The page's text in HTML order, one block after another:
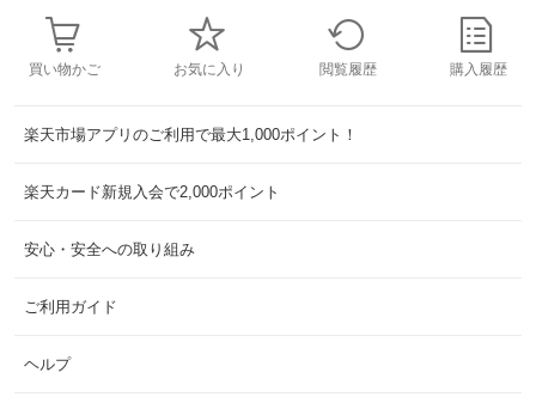
買い物かご お気に入り 閲覧履歴 購入履歴
楽天市場アプリのご利用で最大1,000ポイント！
楽天カード新規入会で2,000ポイント
安心・安全への取り組み
ご利用ガイド
ヘルプ